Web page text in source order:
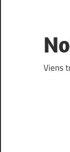
content
Viens